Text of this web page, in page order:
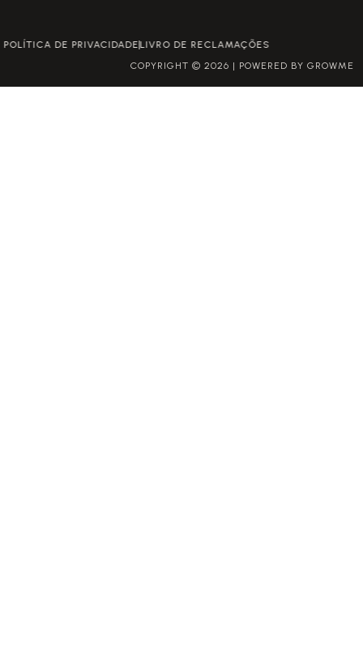
POLÍTICA DE PRIVACIDADELIVRO DE RECLAMAÇÕES
COPYRIGHT © 2026 | POWERED BY GROWME